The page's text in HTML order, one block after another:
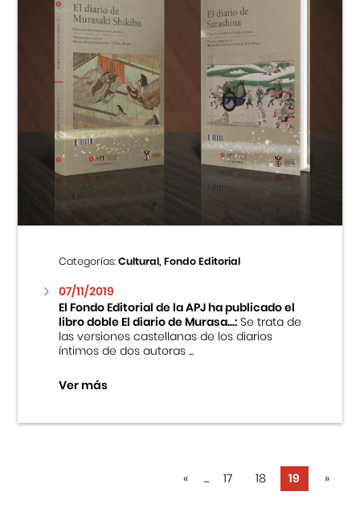
Categorías:Cultural, Fondo Editorial
07/11/2019
El Fondo Editorial de la APJ ha publicado el
libro doble El diario de Murasa...:Se trata de
las versiones castellanas de los diarios
íntimos de dos autoras ...
Ver más
« ... 17 18 19 »